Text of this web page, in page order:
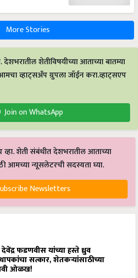
More Stories
शेतीविषयीच्या आताच्या बातम्या
व्हाट्सअँप ग्रुपला जॉईन करा.व्हाट्सएप
Join on WhatsApp
शेती संबंधीत देशभरातील आताच्या
आमच्या न्यूसलेटरची सदस्यता घ्या.
Newsletters
देवेंद्र फडणवीस यांच्या हस्ते ध्रुव
सत्कार, शेतकऱ्यांसाठीच्या
ओळख!